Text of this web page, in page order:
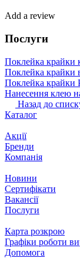
Add a review
Послуги
Поклейка крайки
Поклейка крайки
Поклейка крайки
Нанесення клею
Назад до
Каталог
Акції
Бренди
Компанія
Новини
Сертифікати
Вакансії
Послуги
Карта розкрою
Графіки роботи
Допомога